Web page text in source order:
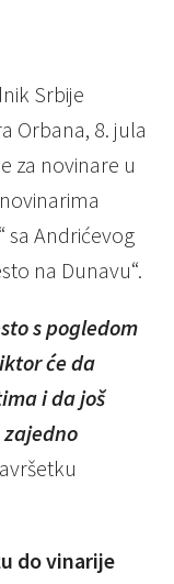
Srbije
Orbana, 8. jula
za novinare u
sa Andrićevog
na Dunavu“.
s pogledom
će da
i da još
do vinarije